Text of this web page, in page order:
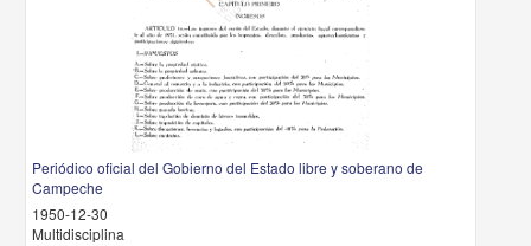
Periódico oficial del Gobierno del Estado libre y soberano de
Campeche
1950-12-30
Multidisciplina